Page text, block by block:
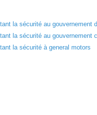
la sécurité au gouvernement
la sécurité au gouvernement
la sécurité à general motors